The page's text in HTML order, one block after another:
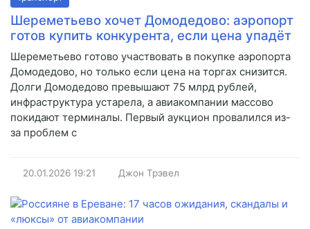
Шереметьево хочет Домодедово: аэропорт
готов купить конкурента, если цена упадёт
Шереметьево готово участвовать в покупке аэропорта
Домодедово, но только если цена на торгах снизится.
Долги Домодедово превышают 75 млрд рублей,
инфраструктура устарела, а авиакомпании массово
покидают терминалы. Первый аукцион провалился из-
за проблем с
20.01.2026 19:21 Джон Трэвел